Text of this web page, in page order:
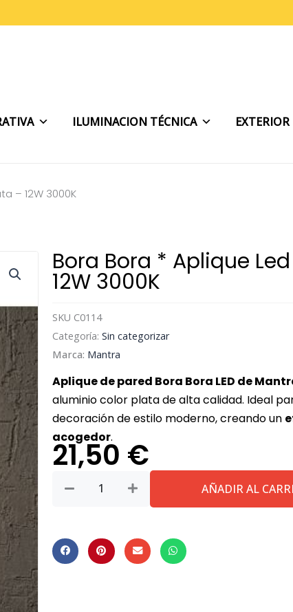
ILUMINACION TÉCNICA EXTERIOR
– 12W 3000K
Bora Bora * Aplique
12W 3000K
SKU C0114
Categoría: Sin categorizar
Marca: Mantra
Aplique de pared Bora Bora LED de
aluminio color plata de alta calidad. Ideal
decoración de estilo moderno, creando un
acogedor.
21,50 €
Bora
Led
AÑADIR AL